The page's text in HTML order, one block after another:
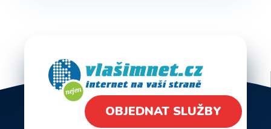
OBJEDNAT SLUŽBY